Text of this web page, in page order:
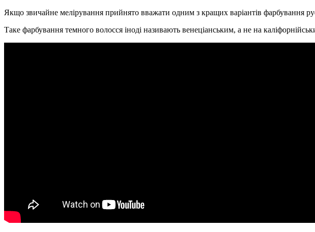
Якщо звичайне мелірування прийнято вважати одним з кращих варіантів фарбування
Таке фарбування темного волосся іноді називають венеціанським, а не на